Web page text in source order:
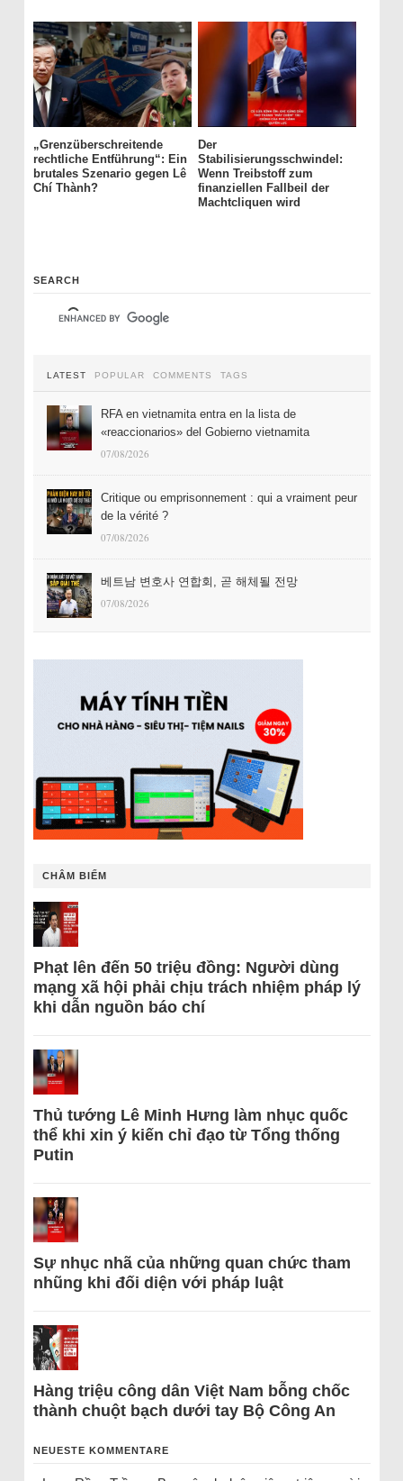
„Grenzüberschreitende
rechtliche Entführung“: Ein
brutales Szenario gegen Lê
Chí Thành?
Der
Stabilisierungsschwindel:
Wenn Treibstoff zum
finanziellen Fallbeil der
Machtcliquen wird
SEARCH
LATEST POPULAR COMMENTS TAGS
RFA en vietnamita entra en la lista de
«reaccionarios» del Gobierno vietnamita
07/08/2026
Critique ou emprisonnement : qui a vraiment peur
de la vérité ?
07/08/2026
베트남 변호사 연합회, 곧 해체될 전망
07/08/2026
CHÂM BIẾM
Phạt lên đến 50 triệu đồng: Người dùng
mạng xã hội phải chịu trách nhiệm pháp lý
khi dẫn nguồn báo chí
Thủ tướng Lê Minh Hưng làm nhục quốc
thể khi xin ý kiến chỉ đạo từ Tổng thống
Putin
Sự nhục nhã của những quan chức tham
nhũng khi đối diện với pháp luật
Hàng triệu công dân Việt Nam bỗng chốc
thành chuột bạch dưới tay Bộ Công An
NEUESTE KOMMENTARE